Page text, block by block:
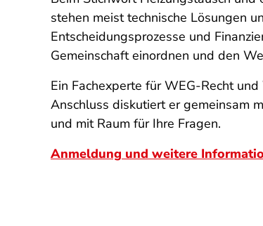
stehen meist technische Lösungen
Entscheidungsprozesse und
Gemeinschaft einordnen und den
Ein Fachexperte für WEG-Recht
Anschluss diskutiert er gemeinsam
und mit Raum für Ihre Fragen.
Anmeldung und weitere